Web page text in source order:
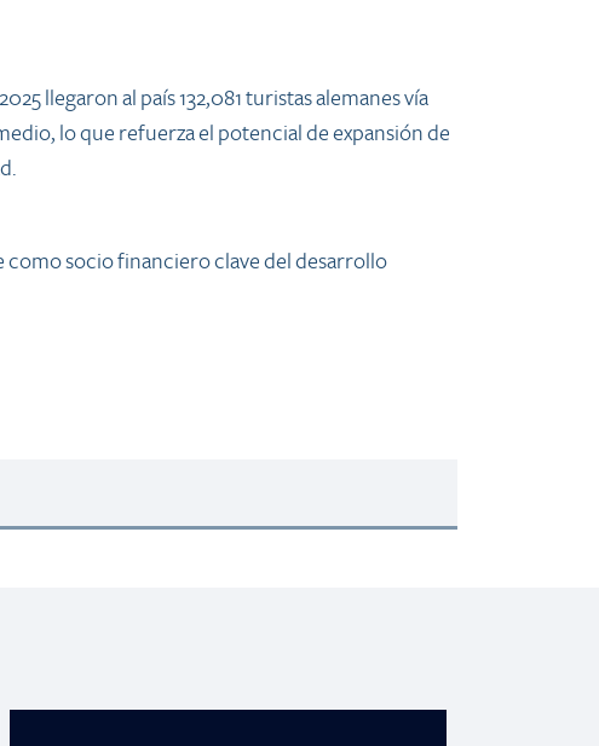
llegaron al país 132,081 turistas alemanes vía
lo que refuerza el potencial de expansión de
como socio financiero clave del desarrollo